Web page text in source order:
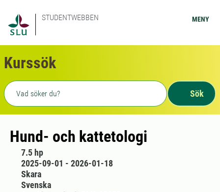
STUDENTWEBBEN MENY
Kurssök
Fritext sökning
Sök
Hund- och kattetologi
7.5 hp
2025-09-01 - 2026-01-18
Skara
Svenska